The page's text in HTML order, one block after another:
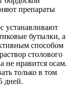
препараты
устанавливают
бутылки, а
способом
столового
не нравится осам.
только в том
дней.